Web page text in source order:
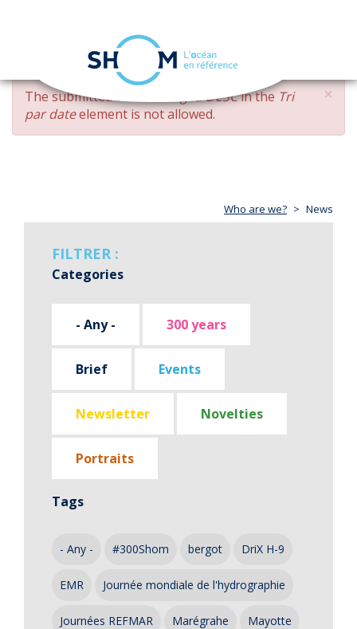
Skip
main
content
navigation
×
ERROR
MESSAGE
The submitted value changed DESCin the Tri
par dateelement is not allowed.
Who are we? News
FILTRER :
Categories
- Any - 300 years
Brief Events
Newsletter Novelties
Portraits
Tags
- Any - #300Shom bergot DriX H-9
EMR Journée mondiale de l'hydrographie
Journées REFMAR Marégrahe Mayotte